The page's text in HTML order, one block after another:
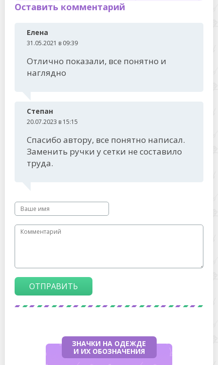
Оставить комментарий
Елена
31.05.2021 в 09:39
Отлично показали, все понятно и
наглядно
Степан
20.07.2023 в 15:15
Спасибо автору, все понятно написал.
Заменить ручки у сетки не составило
труда.
ОТПРАВИТЬ
ЗНАЧКИ НА ОДЕЖДЕ
И ИХ ОБОЗНАЧЕНИЯ